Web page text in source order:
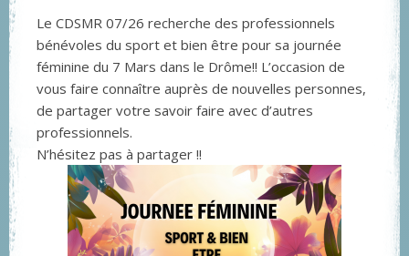
Le CDSMR 07/26 recherche des professionnels
bénévoles du sport et bien être pour sa journée
féminine du 7 Mars dans le Drôme!! L’occasion de
vous faire connaître auprès de nouvelles personnes,
de partager votre savoir faire avec d’autres
professionnels.
N’hésitez pas à partager !!